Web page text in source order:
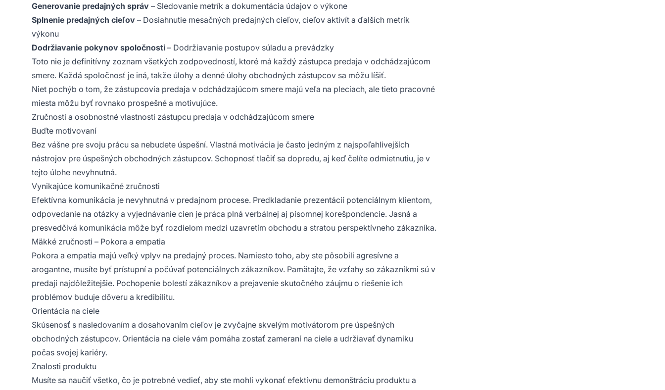
Generovanie predajných správ – Sledovanie metrík a dokumentácia údajov o výkone
Splnenie predajných cieľov – Dosiahnutie mesačných predajných cieľov, cieľov aktivít a ďalších metrík
výkonu
Dodržiavanie pokynov spoločnosti – Dodržiavanie postupov súladu a prevádzky
Toto nie je definitívny zoznam všetkých zodpovedností, ktoré má každý zástupca predaja v odchádzajúcom
smere. Každá spoločnosť je iná, takže úlohy a denné úlohy obchodných zástupcov sa môžu líšiť.
Niet pochýb o tom, že zástupcovia predaja v odchádzajúcom smere majú veľa na pleciach, ale tieto pracovné
miesta môžu byť rovnako prospešné a motivujúce.
Zručnosti a osobnostné vlastnosti zástupcu predaja v odchádzajúcom smere
Buďte motivovaní
Bez vášne pre svoju prácu sa nebudete úspešní. Vlastná motivácia je často jedným z najspoľahlivejších
nástrojov pre úspešných obchodných zástupcov. Schopnosť tlačiť sa dopredu, aj keď čelíte odmietnutiu, je v
tejto úlohe nevyhnutná.
Vynikajúce komunikačné zručnosti
Efektívna komunikácia je nevyhnutná v predajnom procese. Predkladanie prezentácií potenciálnym klientom,
odpovedanie na otázky a vyjednávanie cien je práca plná verbálnej aj písomnej korešpondencie. Jasná a
presvedčivá komunikácia môže byť rozdielom medzi uzavretím obchodu a stratou perspektívneho zákazníka.
Mäkké zručnosti – Pokora a empatia
Pokora a empatia majú veľký vplyv na predajný proces. Namiesto toho, aby ste pôsobili agresívne a
arogantne, musíte byť prístupní a počúvať potenciálnych zákazníkov. Pamätajte, že vzťahy so zákazníkmi sú v
predaji najdôležitejšie. Pochopenie bolestí zákazníkov a prejavenie skutočného záujmu o riešenie ich
problémov buduje dôveru a kredibilitu.
Orientácia na ciele
Skúsenosť s nasledovaním a dosahovaním cieľov je zvyčajne skvelým motivátorom pre úspešných
obchodných zástupcov. Orientácia na ciele vám pomáha zostať zameraní na ciele a udržiavať dynamiku
počas svojej kariéry.
Znalosti produktu
Musíte sa naučiť všetko, čo je potrebné vedieť, aby ste mohli vykonať efektívnu demonštráciu produktu a